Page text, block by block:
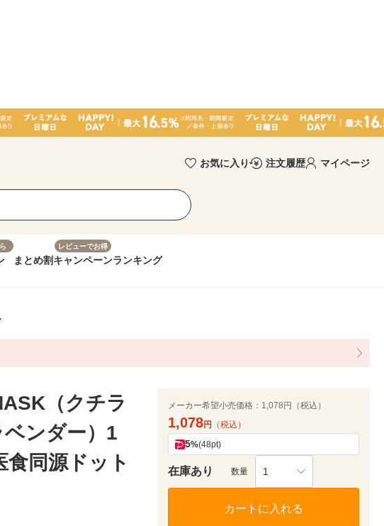
お気に入り 注文履歴 マイページ
まとめ割
レビューでお得
キャンペーンランキング
（クチラ
ンダー）1
食同源ドット
メーカー希望小売価格： 1,078円（税込）
1,078円 （税込）
5%(48pt)
在庫あり 数量 1
カートに入れる